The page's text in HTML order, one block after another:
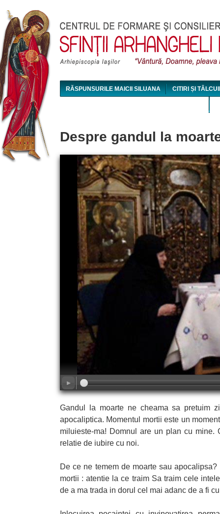
RĂSPUNSURILE MAICII SILUANA CITIRI ȘI
Despre gandul la
Gandul la moarte ne cheama sa pretuim
apocaliptica. Momentul mortii este un
miluieste-ma! Domnul are un plan cu
relatie de iubire cu noi.
De ce ne temem de moarte sau
mortii : atentie la ce traim Sa traim cele
de a ma trada in dorul cel mai adanc de a fi